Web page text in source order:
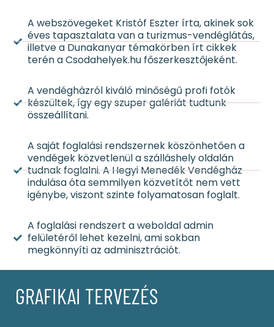
A webszövegeket Kristóf Eszter írta, akinek sok
éves tapasztalata van a turizmus-vendéglátás,
illetve a Dunakanyar témakörben írt cikkek
terén a Csodahelyek.hu főszerkesztőjeként.
A vendégházról kiváló minőségű profi fotók
készültek, így egy szuper galériát tudtunk
összeállítani.
A saját foglalási rendszernek köszönhetően a
vendégek közvetlenül a szálláshely oldalán
tudnak foglalni. A Hegyi Menedék Vendégház
indulása óta semmilyen közvetítőt nem vett
igénybe, viszont szinte folyamatosan foglalt.
A foglalási rendszert a weboldal admin
felületéről lehet kezelni, ami sokban
megkönnyíti az adminisztrációt.
GRAFIKAI TERVEZÉS